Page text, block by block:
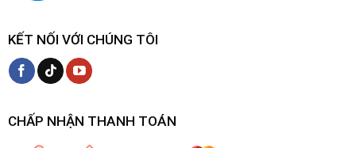
KẾT NỐI VỚI CHÚNG TÔI
CHẤP NHẬN THANH TOÁN